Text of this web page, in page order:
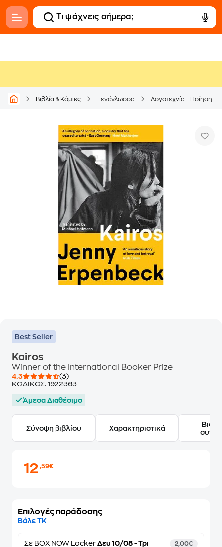
Βιβλία & Κόμικς Ξενόγλωσσα Λογοτεχνία - Ποίηση
Best Seller
Kairos
Winner of the International Booker Prize
4.3
(3)
ΚΩΔΙΚΟΣ: 1922363
Άμεσα Διαθέσιμο
Σύνοψη βιβλίου Χαρακτηριστικά
12,59€
Επιλογές παράδοσης
Βάλε ΤΚ
Σε BOX NOW Locker Δευ 10/08 - Τρι
2,00€